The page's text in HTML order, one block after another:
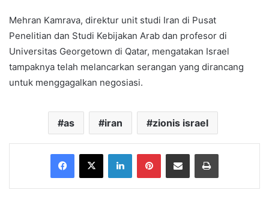
Mehran Kamrava, direktur unit studi Iran di Pusat
Penelitian dan Studi Kebijakan Arab dan profesor di
Universitas Georgetown di Qatar, mengatakan Israel
tampaknya telah melancarkan serangan yang dirancang
untuk menggagalkan negosiasi.
as iran zionis israel
Facebook
X LinkedInPinterestShare via Email Print